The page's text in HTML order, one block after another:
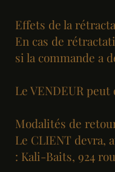
Effets de la
En cas de
si la commande a
Le VENDEUR
Modalités de
Le CLIENT devra,
: Kali-Baits, 924